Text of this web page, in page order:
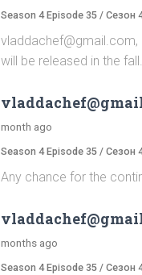
Season 4 Episode 35 / Сезон
vladdachef@gmail.com,
will be released in the fall.
month ago
Season 4 Episode 35 / Сезон
Any chance for the
months ago
Season 4 Episode 35 / Сезон